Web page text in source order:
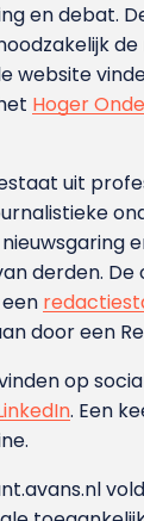
en debat.
website
Hoger
uit
derden. De
door een
op
. Een